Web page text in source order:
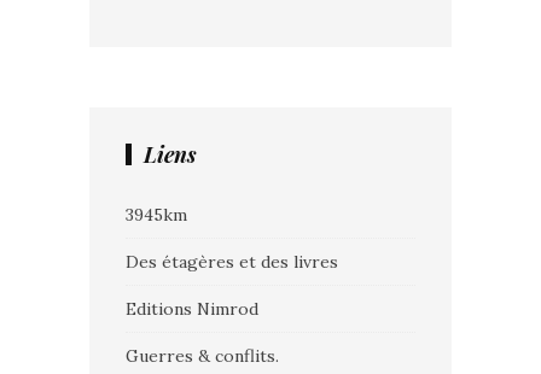
Liens
3945km
Des étagères et des livres
Editions Nimrod
Guerres & conflits.